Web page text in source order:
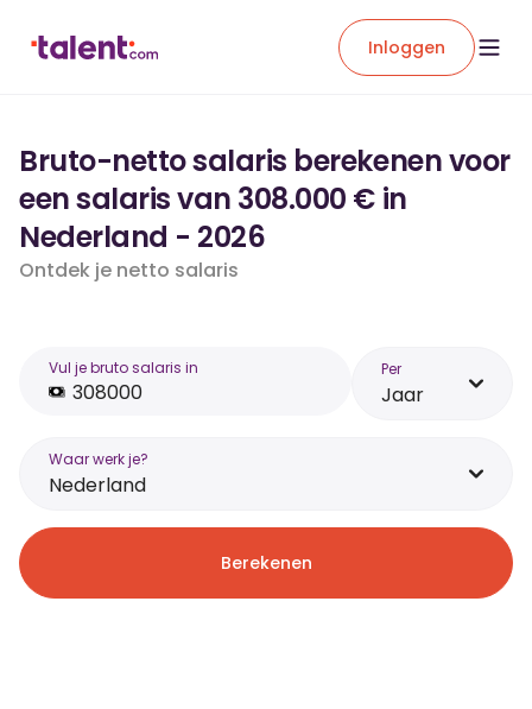
Inloggen
Bruto-netto salaris berekenen voor
een salaris van 308.000 € in
Nederland - 2026
Ontdek je netto salaris
Vul je bruto salaris in Per
Jaar
Waar werk je?
Nederland
Berekenen